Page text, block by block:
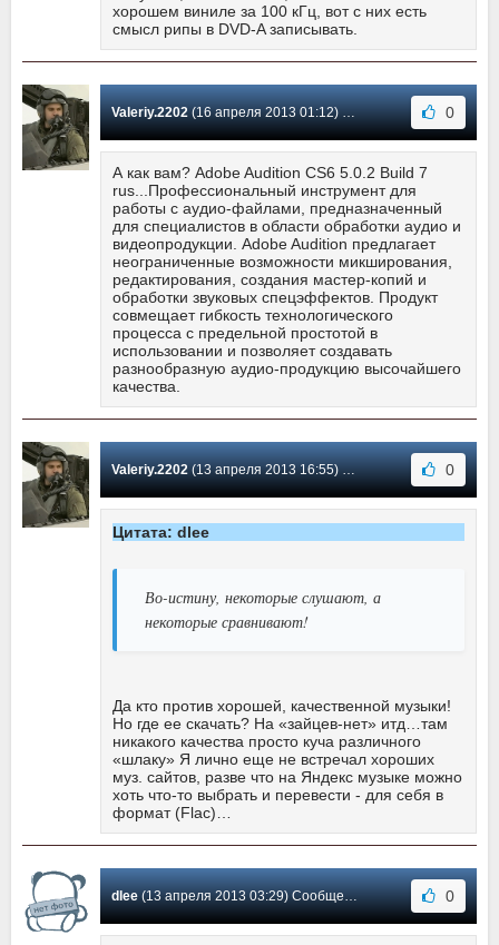
хорошем виниле за 100 кГц, вот с них есть
смысл рипы в DVD-A записывать.
Valeriy.2202(16 апреля 2013 01:12) Сообщение #59 0
А как вам? Adobe Audition CS6 5.0.2 Build 7
rus...Профессиональный инструмент для
работы с аудио-файлами, предназначенный
для специалистов в области обработки аудио и
видеопродукции. Adobe Audition предлагает
неограниченные возможности микширования,
редактирования, создания мастер-копий и
обработки звуковых спецэффектов. Продукт
совмещает гибкость технологического
процесса с предельной простотой в
использовании и позволяет создавать
разнообразную аудио-продукцию высочайшего
качества.
Valeriy.2202(13 апреля 2013 16:55) Сообщение #58 0
Цитата: dlee
Во-истину, некоторые слушают, а
некоторые сравнивают!
Да кто против хорошей, качественной музыки!
Но где ее скачать? На «зайцев-нет» итд…там
никакого качества просто куча различного
«шлаку» Я лично еще не встречал хороших
муз. сайтов, разве что на Яндекс музыке можно
хоть что-то выбрать и перевести - для себя в
формат (Flac)…
dlee(13 апреля 2013 03:29) Сообщение #57 0